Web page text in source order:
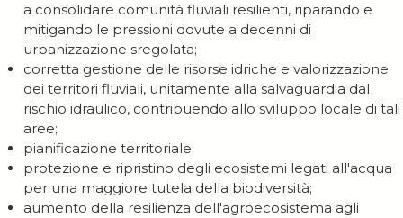
a consolidare comunità fluviali resilienti, riparando e
mitigando le pressioni dovute a decenni di
urbanizzazione sregolata;
corretta gestione delle risorse idriche e valorizzazione
dei territori fluviali, unitamente alla salvaguardia dal
rischio idraulico, contribuendo allo sviluppo locale di tali
aree;
pianificazione territoriale;
protezione e ripristino degli ecosistemi legati all'acqua
per una maggiore tutela della biodiversità;
aumento della resilienza dell'agroecosistema agli